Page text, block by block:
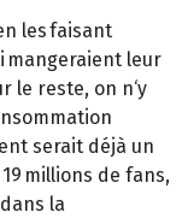
les faisant
mangeraient leur
le reste, on n‘y
serait déjà un
millions de fans,
la